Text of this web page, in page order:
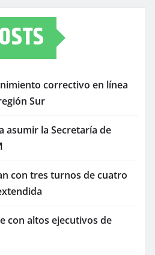
correctivo en línea
Sur
asumir la Secretaría de
con tres turnos de cuatro
con altos ejecutivos de